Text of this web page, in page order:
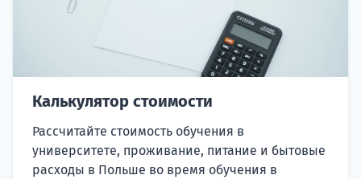
Калькулятор стоимости
Рассчитайте стоимость обучения в
университете, проживание, питание и бытовые
расходы в Польше во время обучения в